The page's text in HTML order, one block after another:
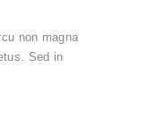
non magna
Sed in